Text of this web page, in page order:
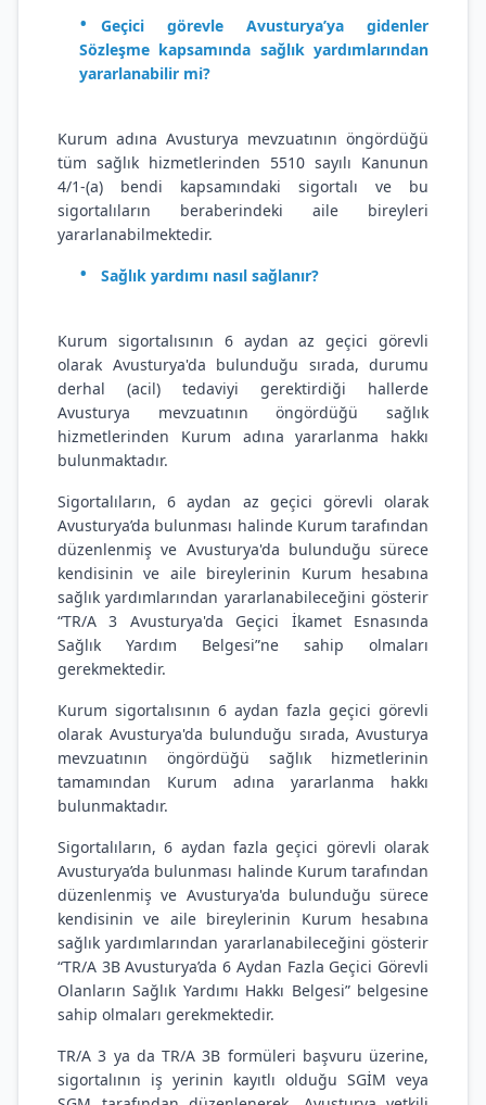
Geçici görevle Avusturya’ya gidenler
Sözleşme kapsamında sağlık yardımlarından
yararlanabilir mi?
Kurum adına Avusturya mevzuatının öngördüğü
tüm sağlık hizmetlerinden 5510 sayılı Kanunun
4/1-(a) bendi kapsamındaki sigortalı ve bu
sigortalıların beraberindeki aile bireyleri
yararlanabilmektedir.
Sağlık yardımı nasıl sağlanır?
Kurum sigortalısının 6 aydan az geçici görevli
olarak Avusturya'da bulunduğu sırada, durumu
derhal (acil) tedaviyi gerektirdiği hallerde
Avusturya mevzuatının öngördüğü sağlık
hizmetlerinden Kurum adına yararlanma hakkı
bulunmaktadır.
Sigortalıların, 6 aydan az geçici görevli olarak
Avusturya’da bulunması halinde Kurum tarafından
düzenlenmiş ve Avusturya'da bulunduğu sürece
kendisinin ve aile bireylerinin Kurum hesabına
sağlık yardımlarından yararlanabileceğini gösterir
“TR/A 3 Avusturya'da Geçici İkamet Esnasında
Sağlık Yardım Belgesi”ne sahip olmaları
gerekmektedir.
Kurum sigortalısının 6 aydan fazla geçici görevli
olarak Avusturya'da bulunduğu sırada, Avusturya
mevzuatının öngördüğü sağlık hizmetlerinin
tamamından Kurum adına yararlanma hakkı
bulunmaktadır.
Sigortalıların, 6 aydan fazla geçici görevli olarak
Avusturya’da bulunması halinde Kurum tarafından
düzenlenmiş ve Avusturya'da bulunduğu sürece
kendisinin ve aile bireylerinin Kurum hesabına
sağlık yardımlarından yararlanabileceğini gösterir
“TR/A 3B Avusturya’da 6 Aydan Fazla Geçici Görevli
Olanların Sağlık Yardımı Hakkı Belgesi” belgesine
sahip olmaları gerekmektedir.
TR/A 3 ya da TR/A 3B formüleri başvuru üzerine,
sigortalının iş yerinin kayıtlı olduğu SGİM veya